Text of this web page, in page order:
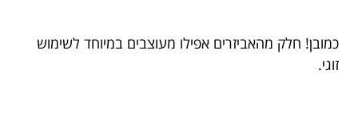
כמובן! חלק מהאביזרים אפילו מעוצבים במיוחד לשימוש
זוגי.